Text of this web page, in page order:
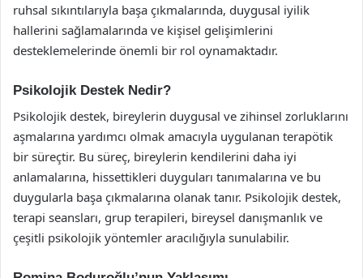
ruhsal sıkıntılarıyla başa çıkmalarında, duygusal iyilik
hallerini sağlamalarında ve kişisel gelişimlerini
desteklemelerinde önemli bir rol oynamaktadır.
Psikolojik Destek Nedir?
Psikolojik destek, bireylerin duygusal ve zihinsel zorluklarını
aşmalarına yardımcı olmak amacıyla uygulanan terapötik
bir süreçtir. Bu süreç, bireylerin kendilerini daha iyi
anlamalarına, hissettikleri duyguları tanımalarına ve bu
duygularla başa çıkmalarına olanak tanır. Psikolojik destek,
terapi seansları, grup terapileri, bireysel danışmanlık ve
çeşitli psikolojik yöntemler aracılığıyla sunulabilir.